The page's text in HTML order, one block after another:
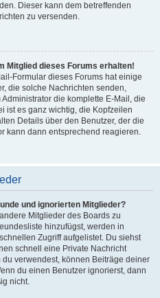
Dieser kann dem betreffenden
zu versenden.
Mitglied dieses Forums erhalten!
Formular dieses Forums hat einige
die solche Nachrichten senden,
die komplette E-Mail, die
ist es ganz wichtig, die Kopfzeilen
Details über den Benutzer, der die
kann dann entsprechend reagieren.
und ignorierten Mitglieder?
Mitglieder des Boards zu
hinzufügst, werden in
Zugriff aufgelistet. Du siehst
schnell eine Private Nachricht
verwendest, können Beiträge deiner
du einen Benutzer ignorierst, dann
nicht.